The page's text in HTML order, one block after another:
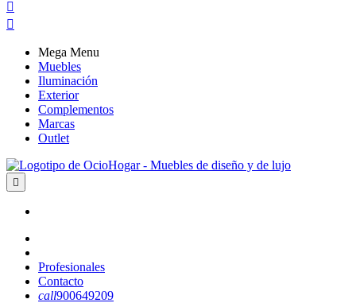


Mega Menu
Muebles
Iluminación
Exterior
Complementos
Marcas
Outlet

Profesionales
Contacto
call900649209